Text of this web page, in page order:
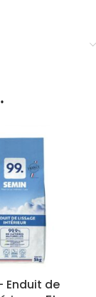
Enduit de